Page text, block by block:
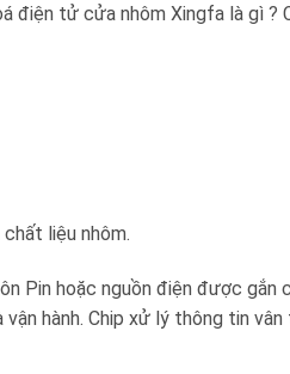
điện tử cửa nhôm Xingfa là gì ?
liệu nhôm.
Pin hoặc nguồn điện được gắn
hành. Chip xử lý thông tin vân